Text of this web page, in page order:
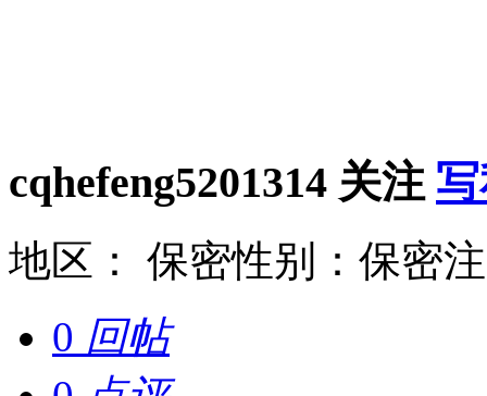
cqhefeng5201314 关注
地区： 保密性别：保密
0 回帖